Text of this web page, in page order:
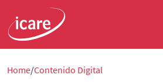
Home Contenido Digital